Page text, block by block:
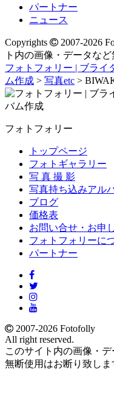
パートナー
ニュース
Copyrights
2007-2026
ト内の画像・データな
フォトフォリー | ブライ
ム作成 > 写真etc >
フォトフォリー
トップページ
フォトギャラリー
写 真 撮 影
写真持ち込みアル
ブログ
価格表
お問い合せ・お申
フォトフォリーに
パートナー
2007-2026 Fotofolly
All right reserved.
このサイト内の画像・
無断使用はお断り致しま